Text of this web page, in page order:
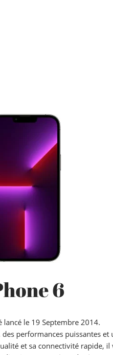
6
lancé le 19 Septembre 2014.
performances puissantes
et sa connectivité rapide,